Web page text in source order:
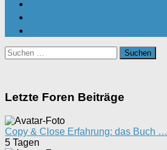
Suchen
nach:
Letzte Foren Beiträge
Copy & Close Erfahrung: das Buch …
5 Tagen